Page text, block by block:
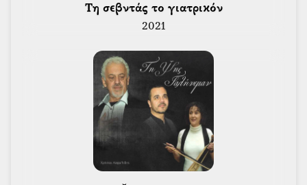
Τη σεβντάς το γιατρικόν
2021